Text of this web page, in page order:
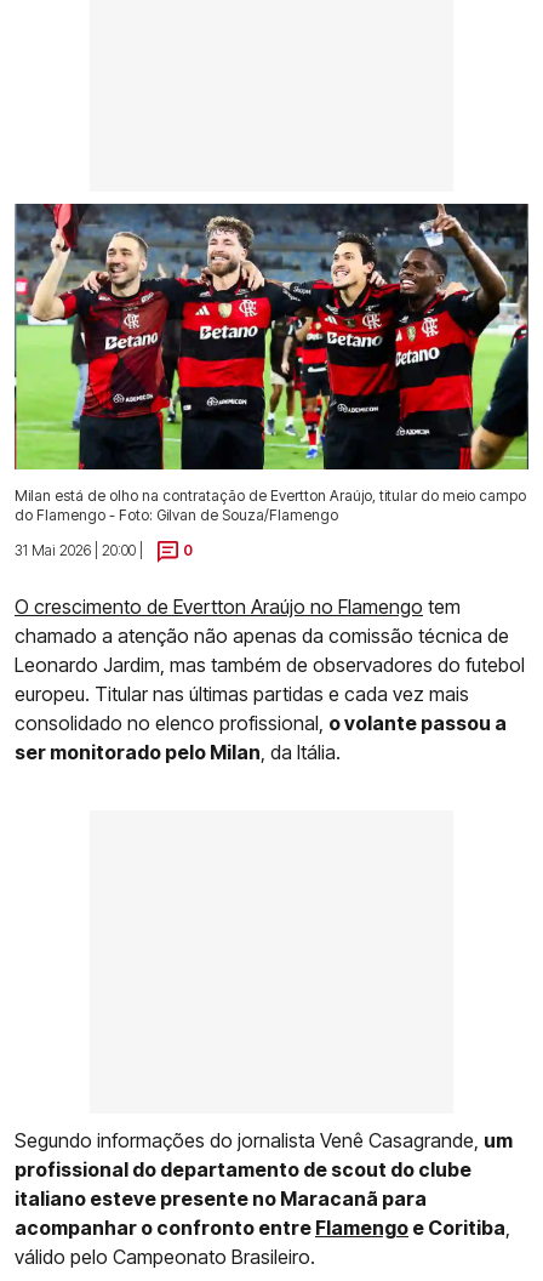
Milan está de olho na contratação de Evertton Araújo, titular do meio campo
do Flamengo - Foto: Gilvan de Souza/Flamengo
31 Mai 2026 | 20:00 |
0
O crescimento de Evertton Araújo no Flamengo tem
chamado a atenção não apenas da comissão técnica de
Leonardo Jardim, mas também de observadores do futebol
europeu. Titular nas últimas partidas e cada vez mais
consolidado no elenco profissional, o volante passou a
ser monitorado pelo Milan , da Itália.
Segundo informações do jornalista Venê Casagrande, um
profissional do departamento de scout do clube
italiano esteve presente no Maracanã para
acompanhar o confronto entre Flamengo e Coritiba
válido pelo Campeonato Brasileiro.